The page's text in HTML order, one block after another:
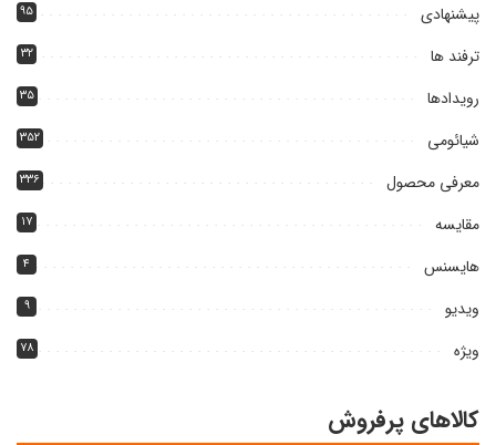
پیشنهادی ۹۵
ترفند ها ۳۲
رویدادها ۳۵
شیائومی ۳۵۲
معرفی محصول ۳۳۶
مقایسه ۱۷
هایسنس ۴
ویدیو ۹
ویژه ۷۸
کالاهای پرفروش